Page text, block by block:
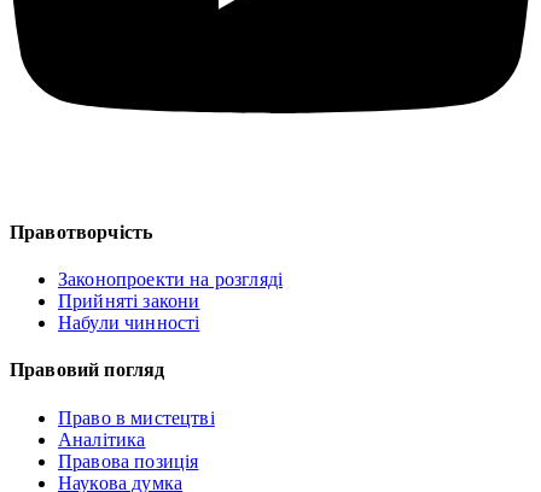
Правотворчість
Законопроекти на розгляді
Прийняті закони
Набули чинності
Правовий погляд
Право в мистецтві
Аналітика
Правова позиція
Наукова думка